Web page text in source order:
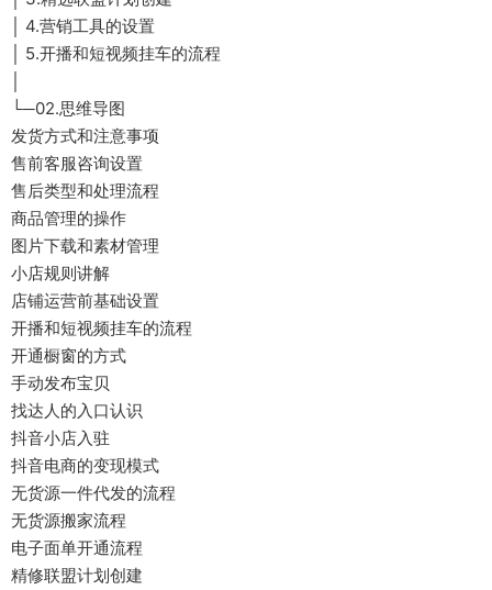
│ 4.营销工具的设置
│ 5.开播和短视频挂车的流程
└─02.思维导图
发货方式和注意事项
售前客服咨询设置
售后类型和处理流程
商品管理的操作
图片下载和素材管理
小店规则讲解
店铺运营前基础设置
开播和短视频挂车的流程
开通橱窗的方式
手动发布宝贝
找达人的入口认识
抖音小店入驻
抖音电商的变现模式
无货源一件代发的流程
无货源搬家流程
电子面单开通流程
精修联盟计划创建